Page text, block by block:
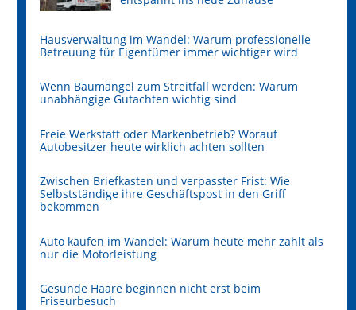
Hausverwaltung im Wandel: Warum professionelle
Betreuung für Eigentümer immer wichtiger wird
Wenn Baumängel zum Streitfall werden: Warum
unabhängige Gutachten wichtig sind
Freie Werkstatt oder Markenbetrieb? Worauf
Autobesitzer heute wirklich achten sollten
Zwischen Briefkasten und verpasster Frist: Wie
Selbstständige ihre Geschäftspost in den Griff
bekommen
Auto kaufen im Wandel: Warum heute mehr zählt als
nur die Motorleistung
Gesunde Haare beginnen nicht erst beim
Friseurbesuch